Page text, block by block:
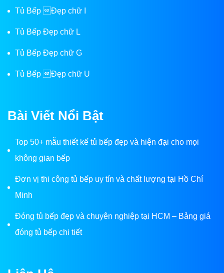
Tủ Bếp Đẹp chữ I
Tủ Bếp Đẹp chữ L
Tủ Bếp Đẹp chữ G
Tủ Bếp Đẹp chữ U
Bài Viết Nổi Bật
Top 50+ mẫu thiết kế tủ bếp đẹp và hiện đại cho mọi
không gian bếp
Đơn vị thi công tủ bếp uy tín và chất lượng tại Hồ Chí
Minh
Đóng tủ bếp đẹp và chuyên nghiệp tại HCM – Bảng giá
đóng tủ bếp chi tiết